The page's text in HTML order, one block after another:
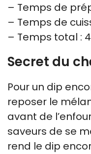
– Temps de
– Temps de
– Temps total :
Secret du
Pour un dip
reposer le
avant de
saveurs de se
rend le dip